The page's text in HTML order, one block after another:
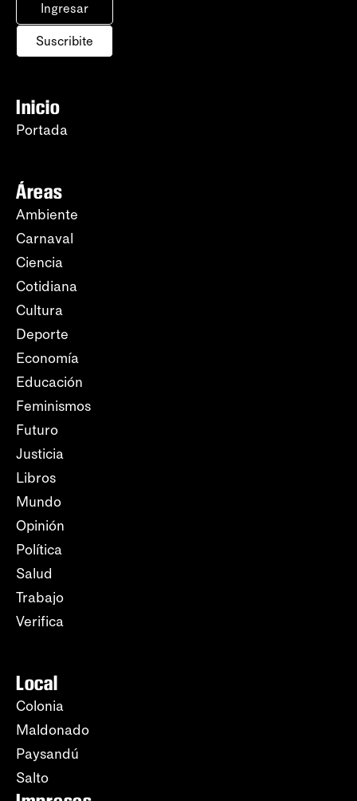
Ingresar
Suscribite
Inicio
Portada
Áreas
Ambiente
Carnaval
Ciencia
Cotidiana
Cultura
Deporte
Economía
Educación
Feminismos
Futuro
Justicia
Libros
Mundo
Opinión
Política
Salud
Trabajo
Verifica
Local
Colonia
Maldonado
Paysandú
Salto